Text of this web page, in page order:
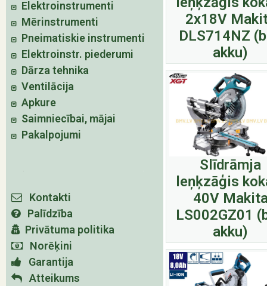
Elektroinstrumenti
Mērinstrumenti
Pneimatiskie instrumenti
Elektroinstr. piederumi
Dārza tehnika
Ventilācija
Apkure
Saimniecībai, mājai
Pakalpojumi
Kontakti
Palīdzība
Privātuma politika
Norēķini
Garantija
Atteikums
2x18V
DLS714NZ
akku)
Slīdrāmja
leņķzāģis
40V
LS002GZ01
akku)